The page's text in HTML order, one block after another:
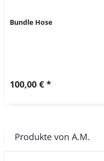
Bundle Hose
100,00 € *
Produkte von A.M.